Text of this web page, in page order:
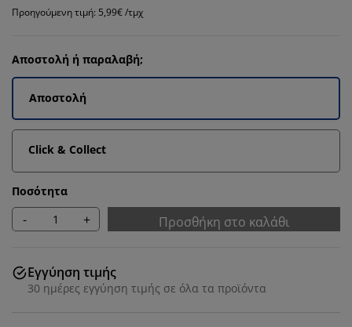
Προηγούμενη τιμή: 5,99€ /τμχ
Αποστολή ή παραλαβή;
Αποστολή
Click & Collect
Ποσότητα
- + Προσθήκη στο καλάθι
Εγγύηση τιμής
30 ημέρες εγγύηση τιμής σε όλα τα προϊόντα